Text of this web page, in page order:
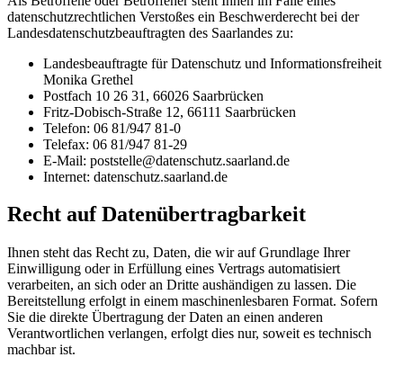
datenschutzrechtlichen Verstoßes ein Beschwerderecht bei der
Landesdatenschutzbeauftragten des Saarlandes zu:
Landesbeauftragte für Datenschutz und Informationsfreiheit
Monika Grethel
Postfach 10 26 31, 66026 Saarbrücken
Fritz-Dobisch-Straße 12, 66111 Saarbrücken
Telefon: 06 81/947 81-0
Telefax: 06 81/947 81-29
E-Mail: poststelle@datenschutz.saarland.de
Internet: datenschutz.saarland.de
Recht auf Datenübertragbarkeit
Ihnen steht das Recht zu, Daten, die wir auf Grundlage Ihrer
Einwilligung oder in Erfüllung eines Vertrags automatisiert
verarbeiten, an sich oder an Dritte aushändigen zu lassen. Die
Bereitstellung erfolgt in einem maschinenlesbaren Format. Sofern
Sie die direkte Übertragung der Daten an einen anderen
Verantwortlichen verlangen, erfolgt dies nur, soweit es technisch
machbar ist.